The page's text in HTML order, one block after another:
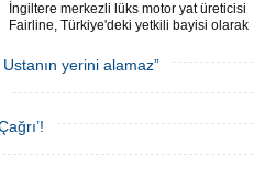
İngiltere merkezli lüks motor yat üreticisi
Fairline, Türkiye'deki yetkili bayisi olarak
yerini alamaz”